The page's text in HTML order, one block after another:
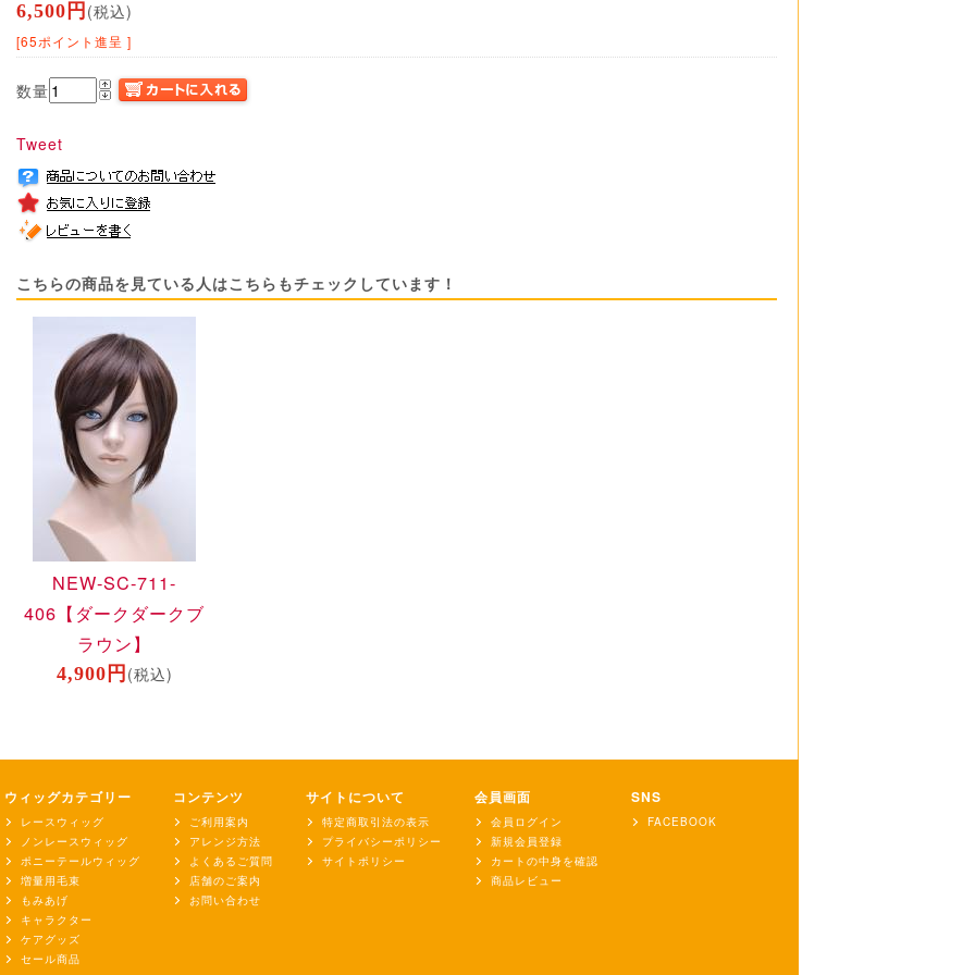
6,500円 (税込)
[65ポイント進呈 ]
数量
Tweet
こちらの商品を見ている人はこちらもチェックしています！
NEW-SC-711-
406 【ダークダークブ
ラウン】
4,900円 (税込)
ウィッグカテゴリー
レースウィッグ
ノンレースウィッグ
ポニーテールウィッグ
増量用毛束
もみあげ
キャラクター
ケアグッズ
セール商品
コンテンツ
ご利用案内
アレンジ方法
よくあるご質問
店舗のご案内
お問い合わせ
サイトについて
特定商取引法の表示
プライバシーポリシー
サイトポリシー
会員画面
会員ログイン
新規会員登録
カートの中身を確認
商品レビュー
SNS
FACEBOOK